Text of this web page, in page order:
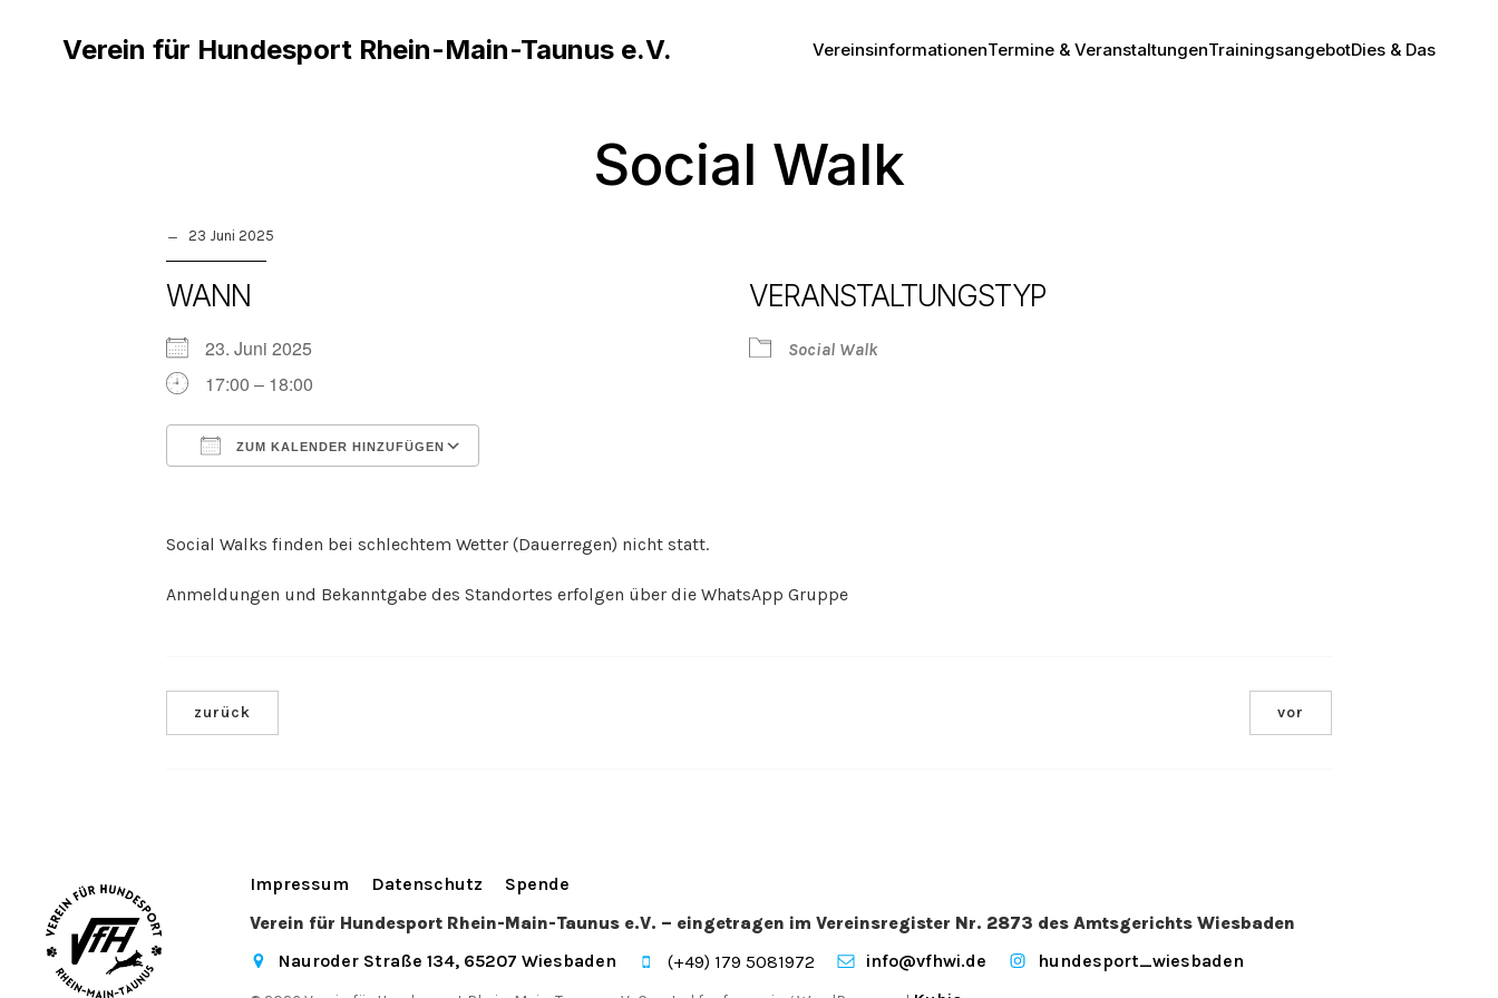
Verein für Hundesport Rhein-Main-Taunus e.V. VereinsinformationenTermine & VeranstaltungenTrainingsangebotDies & Das
Social Walk
23 Juni 2025
WANN
23. Juni 2025
17:00 – 18:00
ZUM KALENDER HINZUFÜGEN
VERANSTALTUNGSTYP
Social Walk
Social Walks finden bei schlechtem Wetter (Dauerregen) nicht statt.
Anmeldungen und Bekanntgabe des Standortes erfolgen über die WhatsApp Gruppe
zurück vor
Impressum Datenschutz
Spende
Verein für Hundesport Rhein-Main-Taunus e.V. – eingetragen im Vereinsregister Nr. 2873 des Amtsgerichts Wiesbaden
Nauroder Straße 134, 65207 Wiesbaden
(+49) 179 5081972 info@vfhwi.de hundesport_wiesbaden